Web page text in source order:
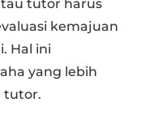
tutor harus
kemajuan
Hal ini
yang lebih
tutor.